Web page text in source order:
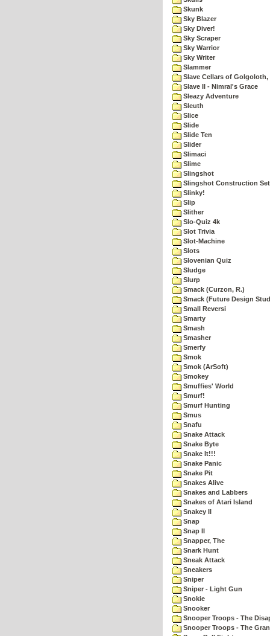
Skunk
Sky Blazer
Sky Diver!
Sky Scraper
Sky Warrior
Sky Writer
Slammer
Slave Cellars of Golgoloth,
Slave II - Nimral's Grace
Sleazy Adventure
Sleuth
Slice
Slide
Slide Ten
Slider
Slimaci
Slime
Slingshot
Slingshot Construction Set
Slinky!
Slip
Slither
Slo-Quiz 4k
Slot Trivia
Slot-Machine
Slots
Slovenian Quiz
Sludge
Slurp
Smack (Curzon, R.)
Smack (Future Design
Small Reversi
Smarty
Smash
Smasher
Smerfy
Smok
Smok (ArSoft)
Smokey
Smuffies' World
Smurf!
Smurf Hunting
Smus
Snafu
Snake Attack
Snake Byte
Snake It!!!
Snake Panic
Snake Pit
Snakes Alive
Snakes and Labbers
Snakes of Atari Island
Snakey II
Snap
Snap II
Snapper, The
Snark Hunt
Sneak Attack
Sneakers
Sniper
Sniper - Light Gun
Snokie
Snooker
Snooper Troops - The
Snooper Troops - The